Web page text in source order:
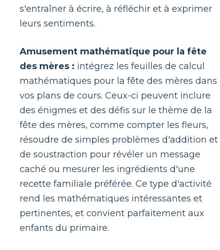
s'entraîner à écrire, à réfléchir et à exprimer
leurs sentiments.
Amusement mathématique pour la fête
des mères : intégrez les feuilles de calcul
mathématiques pour la fête des mères dans
vos plans de cours. Ceux-ci peuvent inclure
des énigmes et des défis sur le thème de la
fête des mères, comme compter les fleurs,
résoudre de simples problèmes d'addition et
de soustraction pour révéler un message
caché ou mesurer les ingrédients d'une
recette familiale préférée. Ce type d'activité
rend les mathématiques intéressantes et
pertinentes, et convient parfaitement aux
enfants du primaire.